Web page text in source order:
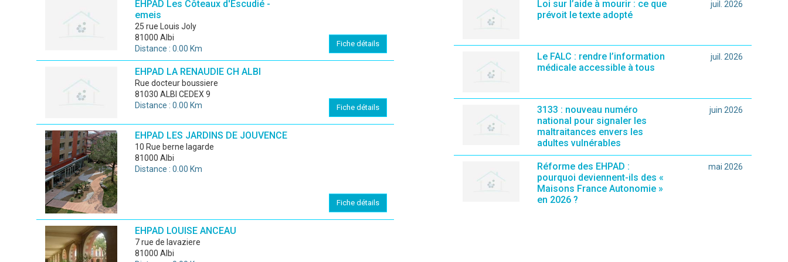
EHPAD Les Côteaux d'Escudié -
emeis
25 rue Louis Joly
81000 Albi
Distance : 0.00 Km
Fiche détails
EHPAD LA RENAUDIE CH ALBI
rue docteur boussiere
81030 ALBI CEDEX 9
Distance : 0.00 Km
Fiche détails
EHPAD LES JARDINS DE JOUVENCE
10 Rue berne lagarde
81000 Albi
Distance : 0.00 Km
Fiche détails
EHPAD LOUISE ANCEAU
7 rue de lavaziere
81000 Albi
Loi sur l’aide à mourir : ce que
prévoit le texte adopté
juil. 2026
Le FALC : rendre l’information
médicale accessible à tous
juil. 2026
3133 : nouveau numéro
national pour signaler les
maltraitances envers les
adultes vulnérables
juin 2026
Réforme des EHPAD :
pourquoi deviennent-ils des «
Maisons France Autonomie »
en 2026 ?
mai 2026